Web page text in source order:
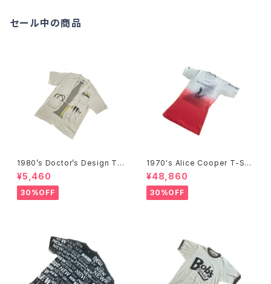
セール中の商品
1980’s Doctor’s Design Tr
ompe-l'œil T-Shirts -1980
年代 騙し絵Tシャツ-
¥5,460
30%OFF
1970's Alice Cooper T-Shi
rts -1970年代 アリス・クーパ
ーTシャツ-
¥48,860
30%OFF